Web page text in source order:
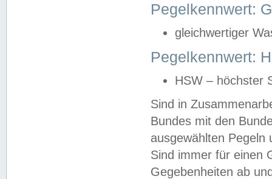
Pegelkennwert:
gleichwertiger
Pegelkennwert:
HSW – höchster
Sind in
Bundes mit den
ausgewählten
Sind immer für einen
Gegebenheiten ab